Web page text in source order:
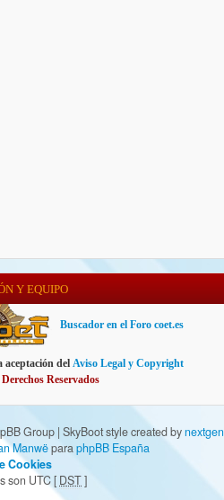
Y EQUIPO
Buscador en el Foro coet.es
aceptación del Aviso Legal y Copyright
Reservados
Group | SkyBoot style created bynextgen
ManwëparaphpBB España
Cookies
son UTC [ DST]